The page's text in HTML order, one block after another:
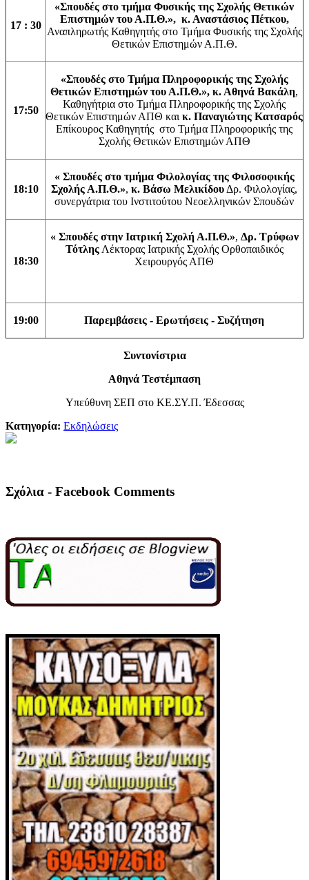
17 : 30
«Σπουδές στο τμήμα Φυσικής της Σχολής Θετικών
Επιστημών του Α.Π.Θ.», κ. Αναστάσιος Πέτκου,
Αναπληρωτής Καθηγητής στο Τμήμα Φυσικής της Σχολής
Θετικών Επιστημών Α.Π.Θ.
17:50
«Σπουδές στο Τμήμα Πληροφορικής της Σχολής
Θετικών Επιστημών του Α.Π.Θ.», κ. Αθηνά Βακάλη,
Καθηγήτρια στο Τμήμα Πληροφορικής της Σχολής
Θετικών Επιστημών ΑΠΘ και κ. Παναγιώτης Κατσαρός
Επίκουρος Καθηγητής στο Τμήμα Πληροφορικής της
Σχολής Θετικών Επιστημών ΑΠΘ
18:10
« Σπουδές στο τμήμα Φιλολογίας της Φιλοσοφικής
Σχολής Α.Π.Θ.», κ. Βάσω Μελικίδου Δρ. Φιλολογίας,
συνεργάτρια του Ινστιτούτου Νεοελληνικών Σπουδών
18:30
« Σπουδές στην Ιατρική Σχολή Α.Π.Θ.», Δρ. Τρύφων
ΤότληςΛέκτορας Ιατρικής Σχολής Ορθοπαιδικός
Χειρουργός ΑΠΘ
19:00 Παρεμβάσεις - Ερωτήσεις - Συζήτηση
Συντονίστρια
Αθηνά Τεστέμπαση
Υπεύθυνη ΣΕΠ στο ΚΕ.ΣΥ.Π. Έδεσσας
Κατηγορία: Εκδηλώσεις
Σχόλια - Facebook Comments